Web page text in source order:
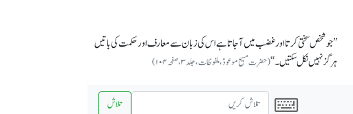
’’جو شخص سختی کرتا اور غضب میں آجاتا ہے اس کی زبان سے معارف اور حکمت کی باتیں
ہرگز نہیں نکل سکتیں۔‘‘(حضرت مسیح موعودؑ،ملفوظات ، جلد ۳، صفحہ ۱۰۴)
تلاش